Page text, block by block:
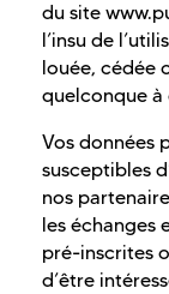
du site
l’insu de
louée, cédée
quelconque à
Vos données
susceptibles
nos
les échanges
pré-inscrites
d’être